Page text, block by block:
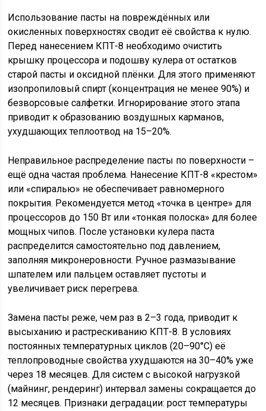
Использование пасты на повреждённых или
окисленных поверхностях сводит её свойства к нулю.
Перед нанесением КПТ-8 необходимо очистить
крышку процессора и подошву кулера от остатков
старой пасты и оксидной плёнки. Для этого применяют
изопропиловый спирт (концентрация не менее 90%) и
безворсовые салфетки. Игнорирование этого этапа
приводит к образованию воздушных карманов,
ухудшающих теплоотвод на 15–20%.
Неправильное распределение пасты по поверхности –
ещё одна частая проблема. Нанесение КПТ-8 «крестом»
или «спиралью» не обеспечивает равномерного
покрытия. Рекомендуется метод «точка в центре» для
процессоров до 150 Вт или «тонкая полоска» для более
мощных чипов. После установки кулера паста
распределится самостоятельно под давлением,
заполняя микронеровности. Ручное размазывание
шпателем или пальцем оставляет пустоты и
увеличивает риск перегрева.
Замена пасты реже, чем раз в 2–3 года, приводит к
высыханию и растрескиванию КПТ-8. В условиях
постоянных температурных циклов (20–90°C) её
теплопроводные свойства ухудшаются на 30–40% уже
через 18 месяцев. Для систем с высокой нагрузкой
(майнинг, рендеринг) интервал замены сокращается до
12 месяцев. Признаки деградации: рост температуры